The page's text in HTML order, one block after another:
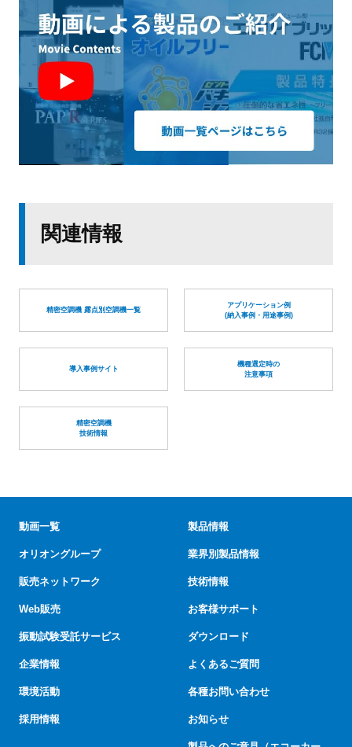
関連情報
精密空調機 露点別空調機一覧
アプリケーション例
(納入事例・用途事例)
導入事例サイト
機種選定時の
注意事項
精密空調機
技術情報
動画一覧
オリオングループ
販売ネットワーク
Web販売
振動試験受託サービス
企業情報
環境活動
採用情報
製品情報
業界別製品情報
技術情報
お客様サポート
ダウンロード
よくあるご質問
各種お問い合わせ
お知らせ